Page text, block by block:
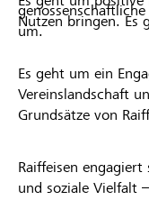
um.
Nutzen bringen. Es
Es geht um ein
Vereinslandschaft
Grundsätze von
Raiffeisen
und soziale Vielfalt